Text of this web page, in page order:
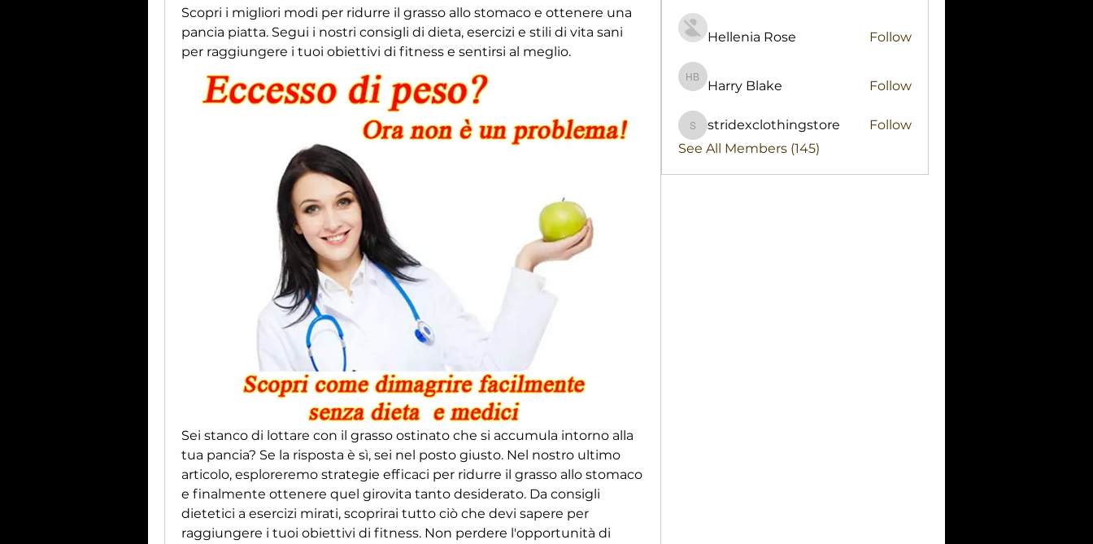
Scopri i migliori modi per ridurre il grasso allo stomaco e ottenere una
pancia piatta. Segui i nostri consigli di dieta, esercizi e stili di vita sani
per raggiungere i tuoi obiettivi di fitness e sentirsi al meglio.
Sei stanco di lottare con il grasso ostinato che si accumula intorno alla
tua pancia? Se la risposta è sì, sei nel posto giusto. Nel nostro ultimo
articolo, esploreremo strategie efficaci per ridurre il grasso allo stomaco
e finalmente ottenere quel girovita tanto desiderato. Da consigli
dietetici a esercizi mirati, scoprirai tutto ciò che devi sapere per
raggiungere i tuoi obiettivi di fitness. Non perdere l'opportunità di
Hellenia Rose Follow
Harry Blake
Harry Blake Follow
stridexclothingstore
stridexclothingstore
Follow
See All Members (145)